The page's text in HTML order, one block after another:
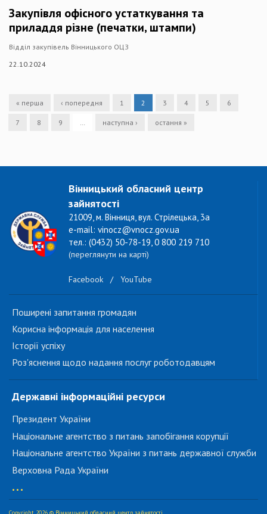
Закупівля офісного устаткування та
приладдя різне (печатки, штампи)
Відділ закупівель Вінницького ОЦЗ
22.10.2024
« перша ‹ попередня 1 2 3 4 5 6
7 8 9 … наступна › остання »
Вінницький обласний центр
зайнятості
21009, м. Вінниця, вул. Стрілецька, 3а
e-mail: vinocz@vnocz.gov.ua
тел.: (0432) 50-78-19, 0 800 219 710
(переглянути на карті)
Facebook / YouTube
Поширені запитання громадян
Корисна інформація для населення
Історії успіху
Роз'яснення щодо надання послуг роботодавцям
Державні інформаційні ресурси
Президент України
Національне агентство з питань запобігання корупції
Національне агентство України з питань державної служби
Верховна Рада України
...
Copyright 2026 © Вінницький обласний центр зайнятості